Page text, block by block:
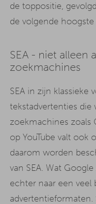
de toppositie,
de volgende hoogste
SEA - niet alleen
zoekmachines
SEA in zijn klassieke
tekstadvertenties die
zoekmachines zoals
op YouTube valt ook
daarom worden
van SEA. Wat
echter naar een veel
advertentieformaten.